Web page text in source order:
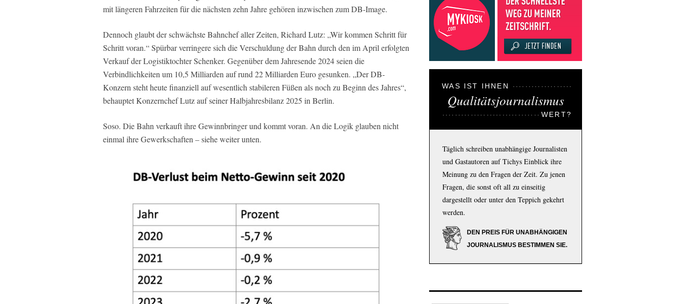
mit längeren Fahrzeiten für die nächsten zehn Jahre gehören inzwischen zum DB-Image.
Dennoch glaubt der schwächste Bahnchef aller Zeiten, Richard Lutz: „Wir kommen Schritt für
Schritt voran.“ Spürbar verringere sich die Verschuldung der Bahn durch den im April erfolgten
Verkauf der Logistiktochter Schenker. Gegenüber dem Jahresende 2024 seien die
Verbindlichkeiten um 10,5 Milliarden auf rund 22 Milliarden Euro gesunken. „Der DB-
Konzern steht heute finanziell auf wesentlich stabileren Füßen als noch zu Beginn des Jahres“,
behauptet Konzernchef Lutz auf seiner Halbjahresbilanz 2025 in Berlin.
Soso. Die Bahn verkauft ihre Gewinnbringer und kommt voran. An die Logik glauben nicht
einmal ihre Gewerkschaften – siehe weiter unten.
WAS IST IHNEN
Qualitätsjournalismus
WERT?
Täglich schreiben unabhängige Journalisten
und Gastautoren auf Tichys Einblick ihre
Meinung zu den Fragen der Zeit. Zu jenen
Fragen, die sonst oft all zu einseitig
dargestellt oder unter den Teppich gekehrt
werden.
DEN PREIS FÜR UNABHÄNGIGEN
JOURNALISMUS BESTIMMEN SIE.